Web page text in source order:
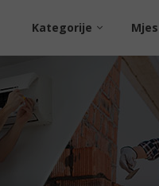
Kategorije